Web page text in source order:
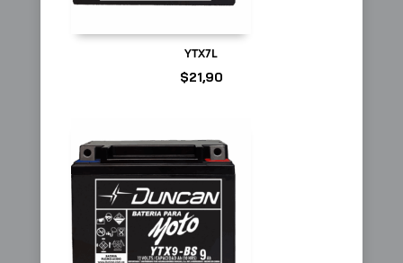
YTX7L
$21,90